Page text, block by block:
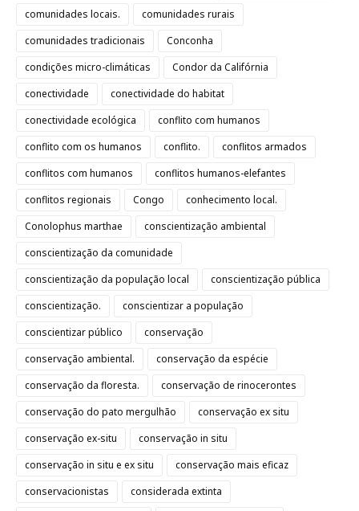
comunidades locais.
comunidades rurais
comunidades tradicionais
Conconha
condições micro-climáticas
Condor da Califórnia
conectividade
conectividade do habitat
conectividade ecológica
conflito com humanos
conflito com os humanos
conflito.
conflitos armados
conflitos com humanos
conflitos humanos-elefantes
conflitos regionais
Congo
conhecimento local.
Conolophus marthae
conscientização ambiental
conscientização da comunidade
conscientização da população local
conscientização pública
conscientização.
conscientizar a população
conscientizar público
conservação
conservação ambiental.
conservação da espécie
conservação da floresta.
conservação de rinocerontes
conservação do pato mergulhão
conservação ex situ
conservação ex-situ
conservação in situ
conservação in situ e ex situ
conservação mais eficaz
conservacionistas
considerada extinta